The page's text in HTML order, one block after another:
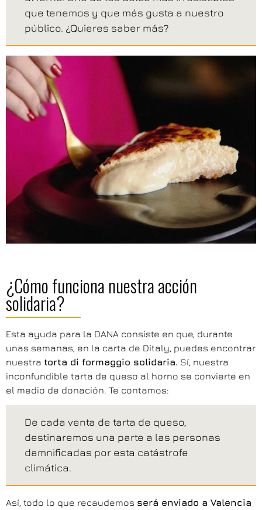
que tenemos y que más gusta a nuestro
público. ¿Quieres saber más?
¿Cómo funciona nuestra acción
solidaria?
Esta ayuda para la DANA consiste en que, durante
unas semanas, en la carta de Ditaly, puedes encontrar
nuestra torta di formaggio solidaria. Sí, nuestra
inconfundible tarta de queso al horno se convierte en
el medio de donación. Te contamos:
De cada venta de tarta de queso,
destinaremos una parte a las personas
damnificadas por esta catástrofe
climática.
Así, todo lo que recaudemos será enviado a Valencia